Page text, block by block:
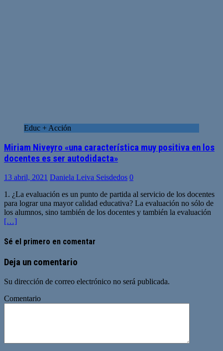
Educ + Acción
Miriam Niveyro «una característica muy positiva en los
docentes es ser autodidacta»
13 abril, 2021 Daniela Leiva Seisdedos 0
1. ¿La evaluación es un punto de partida al servicio de los docentes
para lograr una mayor calidad educativa? La evaluación no sólo de
los alumnos, sino también de los docentes y también la evaluación
[…]
Sé el primero en comentar
Deja un comentario
Su dirección de correo electrónico no será publicada.
Comentario